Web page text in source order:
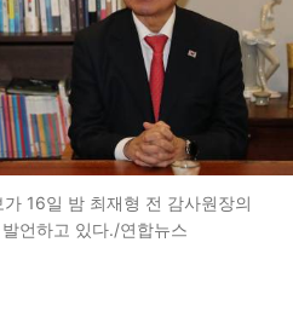
16일 밤 최재형 전 감사원장의
언하고 있다./연합뉴스